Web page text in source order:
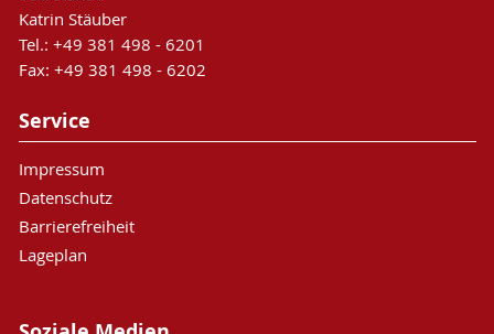
Katrin Stäuber
Tel.: +49 381 498 - 6201
Fax: +49 381 498 - 6202
Service
Impressum
Datenschutz
Barrierefreiheit
Lageplan